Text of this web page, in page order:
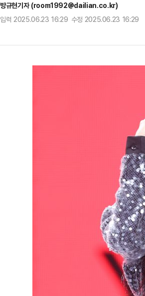
방규현기자 (room1992@dailian.co.kr)
입력 2025.06.23 16:29 수정 2025.06.23 16:29